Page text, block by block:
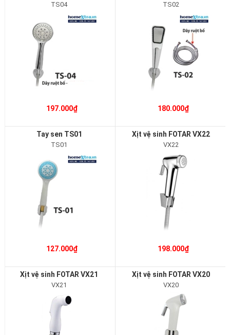
TS04
197.000₫
TS02
180.000₫
Tay sen TS01
TS01
127.000₫
Xịt vệ sinh FOTAR VX22
VX22
198.000₫
Xịt vệ sinh FOTAR VX21
VX21
Xịt vệ sinh FOTAR VX20
VX20